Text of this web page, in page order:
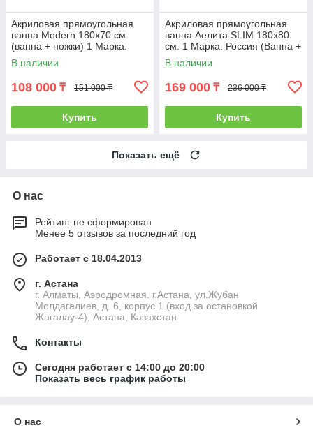
Акриловая прямоугольная
ванна Modern 180х70 см.
(ванна + ножки) 1 Марка.
Россия
В наличии
108 000 ₸ 151 000 ₸
Купить
Акриловая прямоугольная
ванна Аелита SLIM 180х80
см. 1 Марка. Россия (Ванна +
ножки)
В наличии
169 000 ₸ 236 000 ₸
Купить
Показать ещё
О нас
Рейтинг не сформирован
Менее 5 отзывов за последний год
Работает с 18.04.2013
г. Астана
г. Алматы, Аэродромная. г.Астана, ул.Жубан
Молдагалиев, д. 6, корпус 1.(вход за остановкой
Жагалау-4), Астана, Казахстан
Контакты
Сегодня работает с 14:00 до 20:00
Показать весь график работы
О нас